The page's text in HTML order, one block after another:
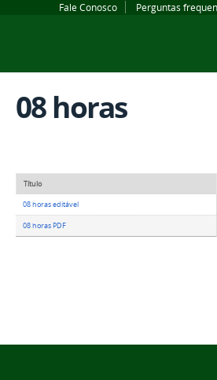
Fale Conosco Perguntas
08 horas
Título
08 horas editável
08 horas PDF